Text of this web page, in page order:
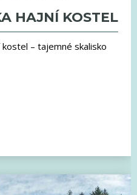
HAJNÍ KOSTEL
– tajemné skalisko